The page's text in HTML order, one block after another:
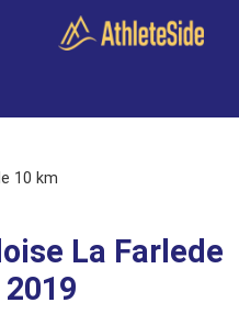
10 km
La Farlede